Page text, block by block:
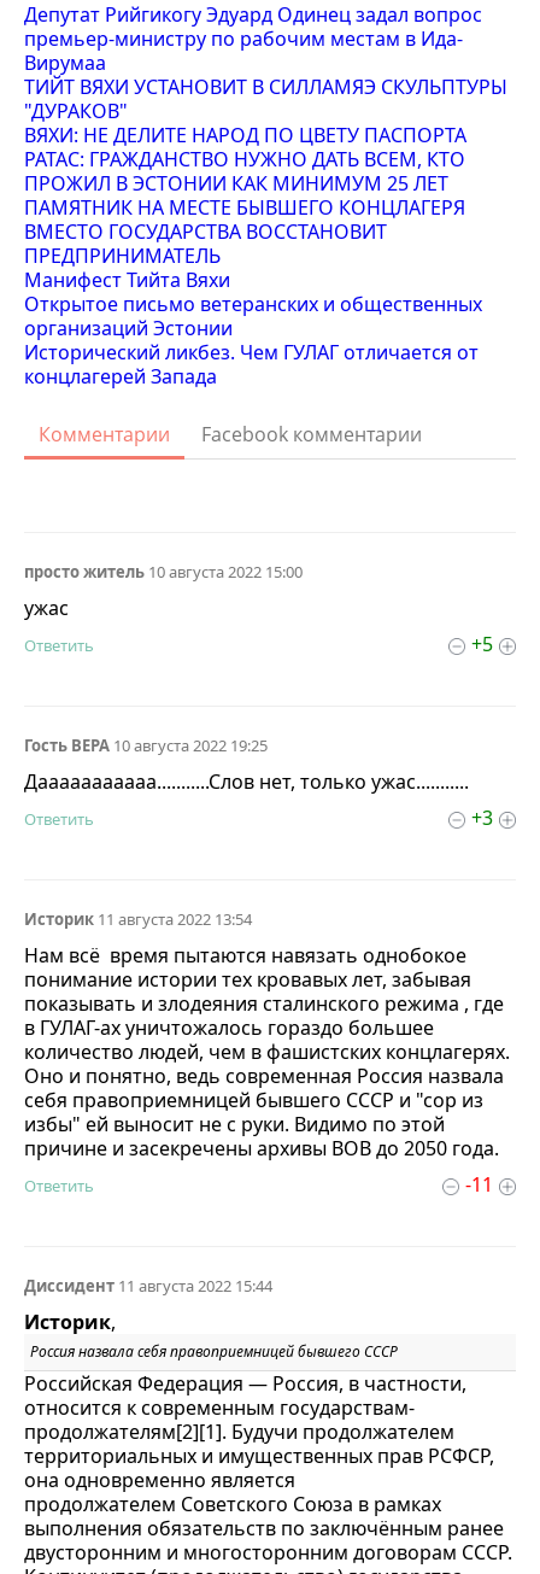
Депутат Рийгикогу Эдуард Одинец задал вопрос
премьер-министру по рабочим местам в Ида-
Вирумаа
ТИЙТ ВЯХИ УСТАНОВИТ В СИЛЛАМЯЭ СКУЛЬПТУРЫ
"ДУРАКОВ"
ВЯХИ: НЕ ДЕЛИТЕ НАРОД ПО ЦВЕТУ ПАСПОРТА
РАТАС: ГРАЖДАНСТВО НУЖНО ДАТЬ ВСЕМ, КТО
ПРОЖИЛ В ЭСТОНИИ КАК МИНИМУМ 25 ЛЕТ
ПАМЯТНИК НА МЕСТЕ БЫВШЕГО КОНЦЛАГЕРЯ
ВМЕСТО ГОСУДАРСТВА ВОССТАНОВИТ
ПРЕДПРИНИМАТЕЛЬ
Манифест Тийта Вяхи
Открытое письмо ветеранских и общественных
организаций Эстонии
Исторический ликбез. Чем ГУЛАГ отличается от
концлагерей Запада
Комментарии Facebook комментарии
просто житель 10 августа 2022 15:00
ужас
+5
Ответить
Гость ВЕРА 10 августа 2022 19:25
Дааааааааааа...........Слов нет, только ужас...........
+3
Ответить
Историк 11 августа 2022 13:54
Нам всё время пытаются навязать однобокое
понимание истории тех кровавых лет, забывая
показывать и злодеяния сталинского режима , где
в ГУЛАГ-ах уничтожалось гораздо большее
количество людей, чем в фашистских концлагерях.
Оно и понятно, ведь современная Россия назвала
себя правоприемницей бывшего СССР и "сор из
избы" ей выносит не с руки. Видимо по этой
причине и засекречены архивы ВОВ до 2050 года.
-11
Ответить
Диссидент 11 августа 2022 15:44
Историк,
Россия назвала себя правоприемницей бывшего СССР
Российская Федерация — Россия, в частности,
относится к современным государствам-
продолжателям[2][1]. Будучи продолжателем
территориальных и имущественных прав РСФСР,
она одновременно является
продолжателем Советского Союза в рамках
выполнения обязательств по заключённым ранее
двусторонним и многосторонним договорам СССР.